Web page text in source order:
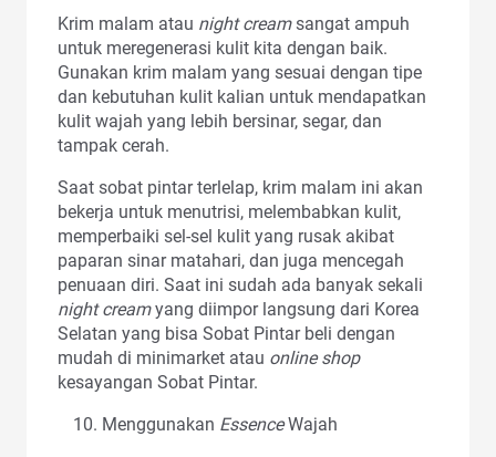
Krim malam atau night creamsangat ampuh
untuk meregenerasi kulit kita dengan baik.
Gunakan krim malam yang sesuai dengan tipe
dan kebutuhan kulit kalian untuk mendapatkan
kulit wajah yang lebih bersinar, segar, dan
tampak cerah.
Saat sobat pintar terlelap, krim malam ini akan
bekerja untuk menutrisi, melembabkan kulit,
memperbaiki sel-sel kulit yang rusak akibat
paparan sinar matahari, dan juga mencegah
penuaan diri. Saat ini sudah ada banyak sekali
night creamyang diimpor langsung dari Korea
Selatan yang bisa Sobat Pintar beli dengan
mudah di minimarket atau online shop
kesayangan Sobat Pintar.
Menggunakan EssenceWajah